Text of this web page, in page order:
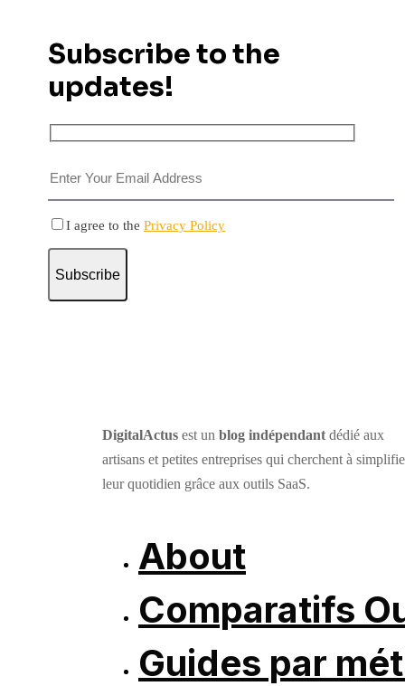
Subscribe to the
updates!
I agree to the Privacy Policy
Subscribe
DigitalActus est un blog indépendant dédié aux
artisans et petites entreprises qui cherchent à
leur quotidien grâce aux outils SaaS.
About
Comparatifs
Guides par